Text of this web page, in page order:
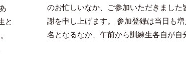
と
のお忙しいなか、ご参加いただきました
謝を申し上げます。 参加登録は当日も増
名となるなか、午前から訓練生各自が自